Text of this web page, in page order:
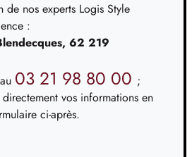
(62)
10
(62)
11/27
de nos experts Logis Style
:
62 219
03 21 98 80 00 ;
vos informations en
ci-après.